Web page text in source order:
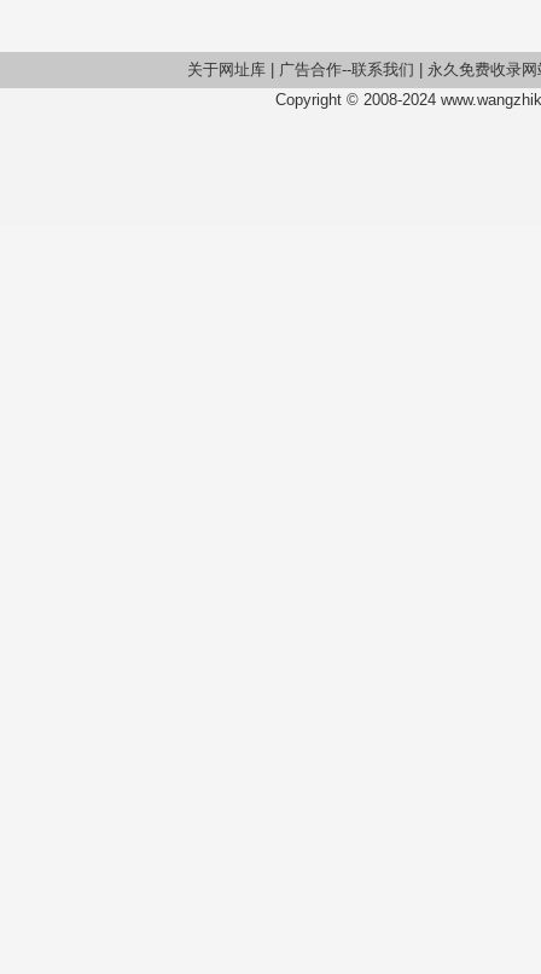
关于网址库| 广告合作--联系我们
永久免费收录网
Copyright © 2008-2024